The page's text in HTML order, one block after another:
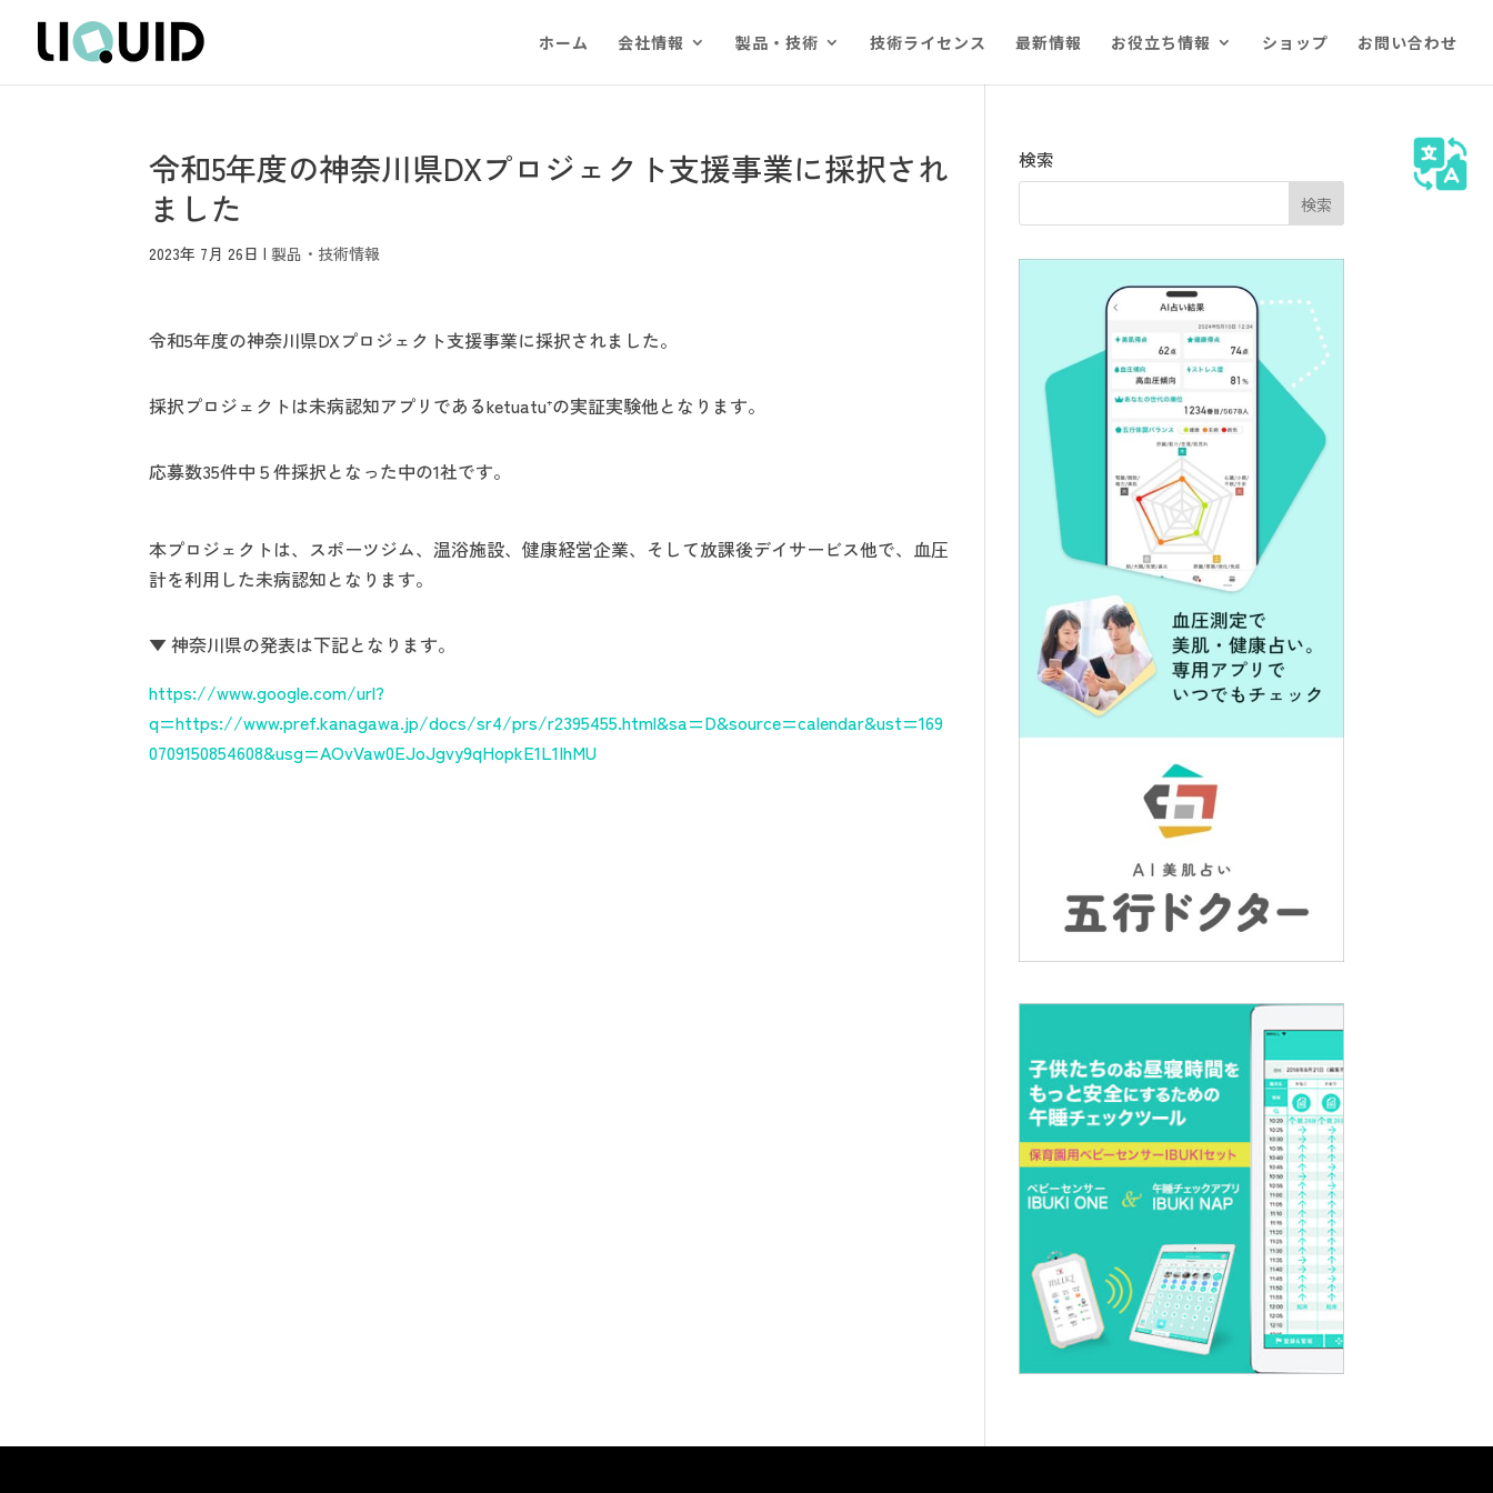
ホーム 会社情報 製品・技術 技術ライセンス 最新情報 お役立ち情報 ショップ お問い合わせ
令和5年度の神奈川県DXプロジェクト支援事業に採択され
ました
2023年 7月 26日 |製品・技術情報
令和5年度の神奈川県DXプロジェクト支援事業に採択されました。
採択プロジェクトは未病認知アプリであるketuatu⁺の実証実験他となります。
応募数35件中５件採択となった中の1社です。
本プロジェクトは、スポーツジム、温浴施設、健康経営企業、そして放課後デイサービス他で、血圧
計を利用した未病認知となります。
▼ 神奈川県の発表は下記となります。
https://www.google.com/url?
q=https://www.pref.kanagawa.jp/docs/sr4/prs/r2395455.html&sa=D&source=calendar&ust=169
0709150854608&usg=AOvVaw0EJoJgvy9qHopkE1L1IhMU
検索